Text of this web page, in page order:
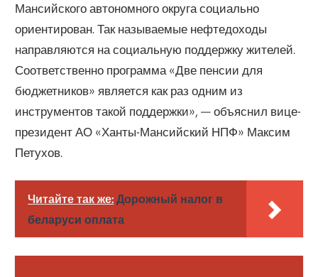
Мансийского автономного округа социально
ориентирован. Так называемые нефтедоходы
направляются на социальную поддержку жителей.
Соответственно программа «Две пенсии для
бюджетников» является как раз одним из
инструментов такой поддержки», — объяснил вице-
президент АО «Ханты-Мансийский НПФ» Максим
Петухов.
Читайте так же: Дорожный налог в
беларуси оплата